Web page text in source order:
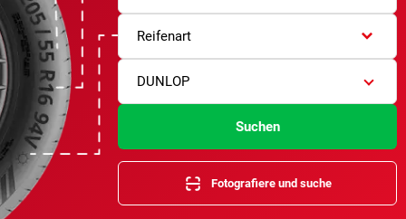
Reifenart
DUNLOP
Suchen
Fotografiere und suche